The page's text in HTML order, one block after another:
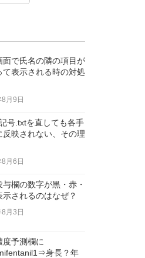
面で氏名の隣の項目が
て表示される時の対処
月9日
号.txtを直しても各手
反映されない、その理
月6日
与欄の数字が黒・赤・
示されるのはなぜ？
月3日
度予測欄に
身長？年